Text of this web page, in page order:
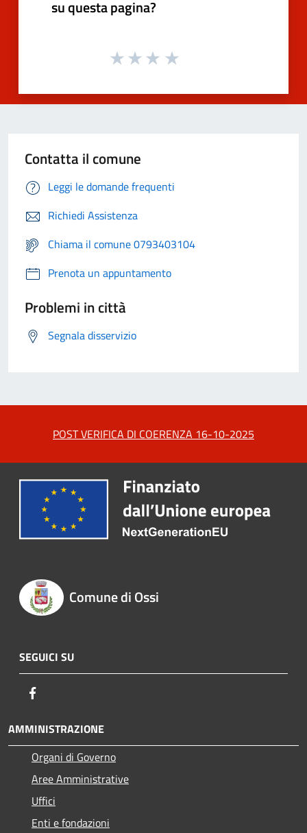
su questa pagina?
Contatta il comune
Leggi le domande frequenti
Richiedi Assistenza
Chiama il comune 0793403104
Prenota un appuntamento
Problemi in città
Segnala disservizio
POST VERIFICA DI COERENZA 16-10-2025
Comune di Ossi
SEGUICI SU
AMMINISTRAZIONE
Organi di Governo
Aree Amministrative
Uffici
Enti e fondazioni